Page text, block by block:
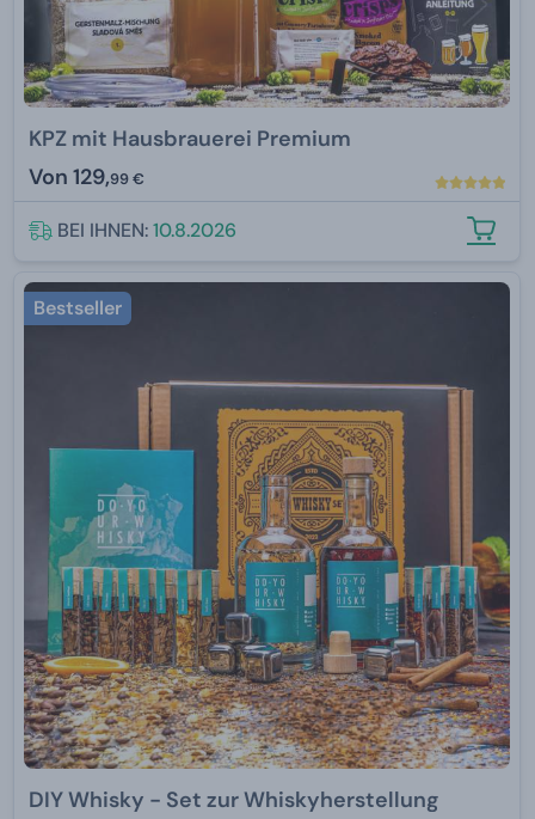
KPZ mit Hausbrauerei Premium
Von 129,99 €
BEI IHNEN:10.8.2026
Bestseller
DIY Whisky - Set zur Whiskyherstellung